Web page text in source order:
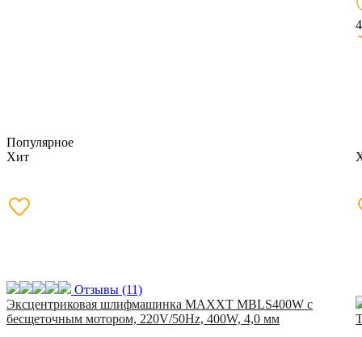
Популярное
Хит
Отзывы (11)
Эксцентриковая шлифмашинка MAXXT MBLS400W с
бесщеточным мотором, 220V/50Hz, 400W, 4,0 мм